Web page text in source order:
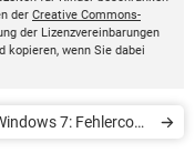
der Creative Commons-
der Lizenzvereinbarungen
kopieren, wenn Sie dabei
7: Fehlercode